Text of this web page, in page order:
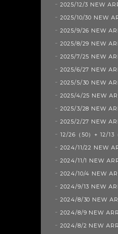
2025/12/3 NEW
2025/10/30 NEW
2025/9/26 NEW
2025/8/29 NEW
2025/7/25 NEW
2025/6/27 NEW
2025/5/30 NEW
2025/4/25 NEW
2025/3/28 NEW
2025/2/27 NEW
12/26（50）+ 12/13
2024/11/22 NEW
2024/11/1 NEW
2024/10/4 NEW
2024/9/13 NEW
2024/8/30 NEW
2024/8/9 NEW
2024/8/2 NEW